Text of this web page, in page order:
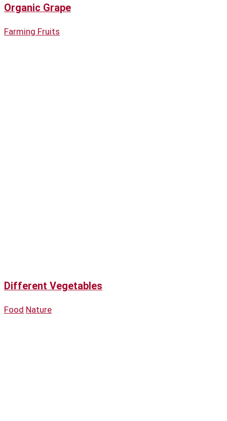
Organic Grape
Farming Fruits
Different Vegetables
Food Nature